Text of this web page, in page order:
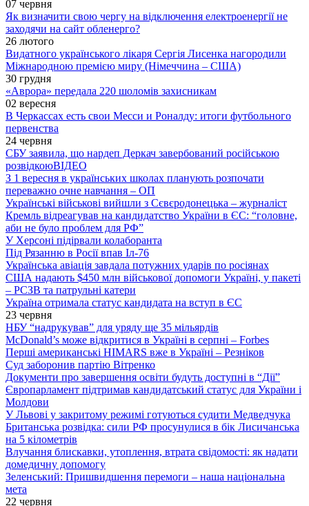
07 червня
Як визначити свою чергу на відключення електроенергії не
заходячи на сайт обленерго?
26 лютого
Видатного українського лікаря Сергія Лисенка нагородили
Міжнародною премією миру (Німеччина – США)
30 грудня
«Аврора» передала 220 шоломів захисникам
02 вересня
В Черкассах есть свои Месси и Роналду: итоги футбольного
первенства
24 червня
СБУ заявила, що нардеп Деркач завербований російською
розвідкоюВІДЕО
З 1 вересня в українських школах планують розпочати
переважно очне навчання – ОП
Українські військові вийшли з Сєвєродонецька – журналіст
Кремль відреагував на кандидатство України в ЄС: “головне,
аби не було проблем для РФ”
У Херсоні підірвали колаборанта
Під Рязанню в Росії впав Іл-76
Українська авіація завдала потужних ударів по росіянах
США надають $450 млн військової допомоги Україні, у пакеті
– РСЗВ та патрульні катери
Україна отримала статус кандидата на вступ в ЄС
23 червня
НБУ “надрукував” для уряду ще 35 мільярдів
McDonald’s може відкритися в Україні в серпні – Forbes
Перші американські HIMARS вже в Україні – Резніков
Суд заборонив партію Вітренко
Документи про завершення освіти будуть доступні в “Дії”
Європарламент підтримав кандидатський статус для України і
Молдови
У Львові у закритому режимі готуються судити Медведчука
Британська розвідка: сили РФ просунулися в бік Лисичанська
на 5 кілометрів
Влучання блискавки, утоплення, втрата свідомості: як надати
домедичну допомогу
Зеленський: Пришвидшення перемоги – наша національна
мета
22 червня